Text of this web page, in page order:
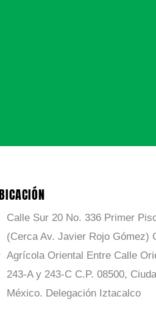
Calle Sur 20 No. 336 Primer
(Cerca Av. Javier Rojo Gómez)
Agrícola Oriental Entre Calle
243-A y 243-C C.P. 08500,
México. Delegación Iztacalco